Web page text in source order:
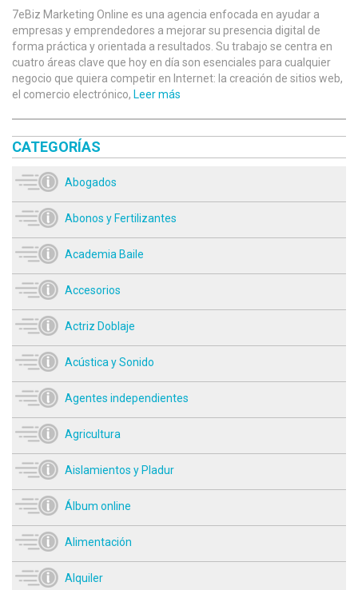
7eBiz Marketing Online es una agencia enfocada en ayudar a
empresas y emprendedores a mejorar su presencia digital de
forma práctica y orientada a resultados. Su trabajo se centra en
cuatro áreas clave que hoy en día son esenciales para cualquier
negocio que quiera competir en Internet: la creación de sitios web,
el comercio electrónico, Leer más
CATEGORÍAS
Abogados
Abonos y Fertilizantes
Academia Baile
Accesorios
Actriz Doblaje
Acústica y Sonido
Agentes independientes
Agricultura
Aislamientos y Pladur
Álbum online
Alimentación
Alquiler